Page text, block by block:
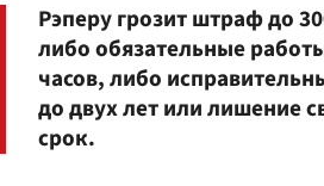
Рэперу грозит штраф до
либо обязательные
часов, либо
до двух лет или лишение
срок.